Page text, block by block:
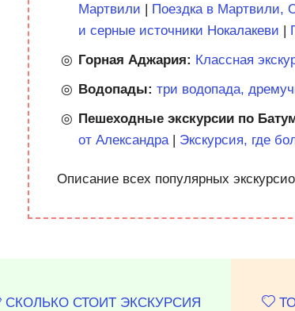
Мартвили | Поездка в Мартвили,
и серные источники Нокалакеви |
Горная Аджария: Классная
Водопады: три водопада,
Пешеходные экскурсии по
от Александра| Экскурсия, где
Описание всех популярных
СКОЛЬКО СТОИТ ЭКСКУРСИЯ